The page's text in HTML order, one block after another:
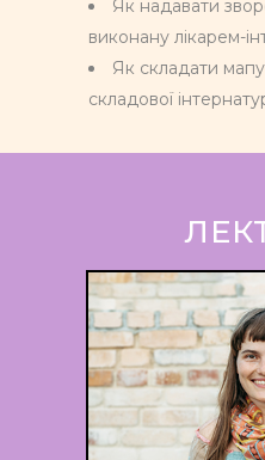
Як надавати
виконану лікарем-
Як складати
складової